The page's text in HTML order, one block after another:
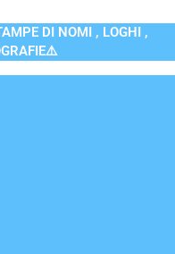
DI NOMI , LOGHI ,